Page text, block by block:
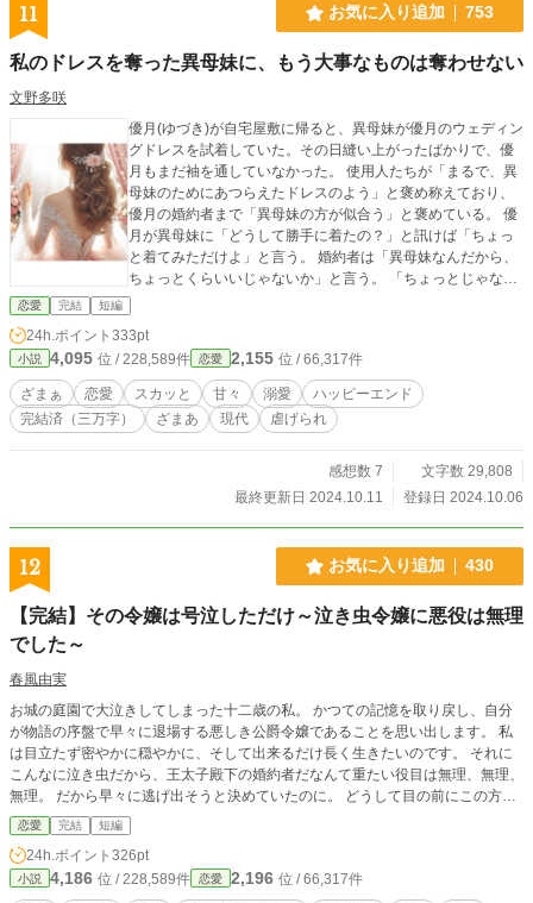
11 お気に入り追加 753
私のドレスを奪った異母妹に、もう大事なものは奪わせない
文野多咲
優月(ゆづき)が自宅屋敷に帰ると、異母妹が優月のウェディン
グドレスを試着していた。その日縫い上がったばかりで、優
月もまだ袖を通していなかった。 使用人たちが「まるで、異
母妹のためにあつらえたドレスのよう」と褒め称えており、
優月の婚約者まで「異母妹の方が似合う」と褒めている。 優
月が異母妹に「どうして勝手に着たの？」と訊けば「ちょっ
と着てみただけよ」と言う。 婚約者は「異母妹なんだから、
ちょっとくらいいじゃないか」と言う。 「ちょっとじゃない
わ。私はドレスを盗られたも同じよ！」と言えば、父の後妻
は「悪気があったわけじゃないのに、心が狭い」と優月の頬
をぶった。 優月は父親に婚約解消を願い出た。婚約者は父親
が決めた相手で、優月にはもう彼を信頼できない。 父親に事
情を説明すると、「大げさだなあ」と取り合わず、「優月は
異母妹に嫉妬しているだけだ、婚約者には異母妹を褒めない
ように言っておく」と言われる。 嫉妬じゃないのに、どうし
婚約者は優月を手に入れるために、優月を襲おうとした。絶
体絶命の優月の前に現れたのは、叔父だった。
恋愛 完結 短編
24h.ポイント 333pt
小説 4,095 位 / 228,589件 恋愛 2,155 位 / 66,317件
ざまぁ 恋愛 スカッと 甘々 溺愛
ハッピーエンド
完結済（三万字）
ざまあ 現代 虐げられ
感想数 7
文字数 29,808
最終更新日 2024.10.11
登録日 2024.10.06
12 お気に入り追加 430
【完結】その令嬢は号泣しただけ～泣き虫令嬢に悪役は無理
でした～
春風由実
お城の庭園で大泣きしてしまった十二歳の私。 かつての記憶を取り戻し、自分
が物語の序盤で早々に退場する悪しき公爵令嬢であることを思い出します。 私
は目立たず密やかに穏やかに、そして出来るだけ長く生きたいのです。 それに
こんなに泣き虫だから、王太子殿下の婚約者だなんて重たい役目は無理、無理、
無理。 だから早々に逃げ出そうと決めていたのに。 どうして目の前にこの方が
座っているのでしょうか？ ※本編十七話、番外編四話の短いお話です。 ※こち
らはさっと完結します。（2022.11.8完結） ※カクヨムにも掲載しています。
恋愛 完結 短編
24h.ポイント 326pt
小説 4,186 位 / 228,589件 恋愛 2,196 位 / 66,317件